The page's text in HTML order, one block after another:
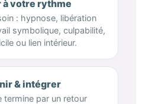
à votre rythme
: hypnose, libération
symbolique, culpabilité,
ou lien intérieur.
& intégrer
termine par un retour